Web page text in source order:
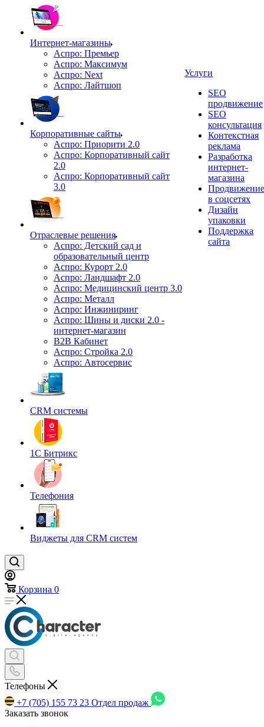
Интернет-магазины
Аспро: Премьер
Аспро: Максимум
Аспро: Next
Аспро: Лайтшоп
Корпоративные сайты
Аспро: Приорити 2.0
Аспро: Корпоративный сайт
2.0
Аспро: Корпоративный сайт
3.0
Отраслевые решения
Аспро: Детский сад и
образовательный центр
Аспро: Курорт 2.0
Аспро: Ландшафт 2.0
Аспро: Медицинский центр 3.0
Аспро: Металл
Аспро: Инжиниринг
Аспро: Шины и диски 2.0 -
интернет-магазин
B2B Кабинет
Аспро: Стройка 2.0
Аспро: Автосервис
CRM системы
1С Битрикс
Телефония
Виджеты для CRM cистем
Услуги
SEO
продвижение
SEO
консультация
Контекстная
реклама
Разработка
интернет-
магазина
Продвижение
в соцсетях
Дизайн
упаковки
Поддержка
сайта
Корзина 0
Телефоны
+7 (705) 155 73 23 Отдел продаж
Заказать звонок